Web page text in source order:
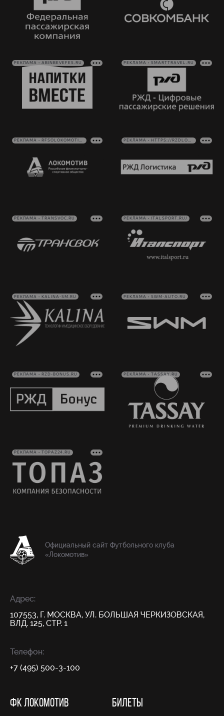
РЕКЛАМА • ABINBEVEFES.RU РЕКЛАМА • SMARTTRAVEL.RU
РЕКЛАМА • RFSOLOKOMOTIV.RU РЕКЛАМА • HTTPS://RZDLOG.RU/
РЕКЛАМА • TRANSVOC.RU РЕКЛАМА • ITALSPORT.RU/
РЕКЛАМА • KALINA-SM.RU РЕКЛАМА • SWM-AUTO.RU
РЕКЛАМА • RZD-BONUS.RU РЕКЛАМА • TASSAY.RU
РЕКЛАМА • TOPAZ24.RU
Официальный сайт Футбольного клуба
«Локомотив»
Адрес:
107553, Г. МОСКВА, УЛ. БОЛЬШАЯ ЧЕРКИЗОВСКАЯ,
ВЛД. 125, СТР. 1
Телефон:
+7 (495) 500-3-100
ФК ЛОКОМОТИВ БИЛЕТЫ